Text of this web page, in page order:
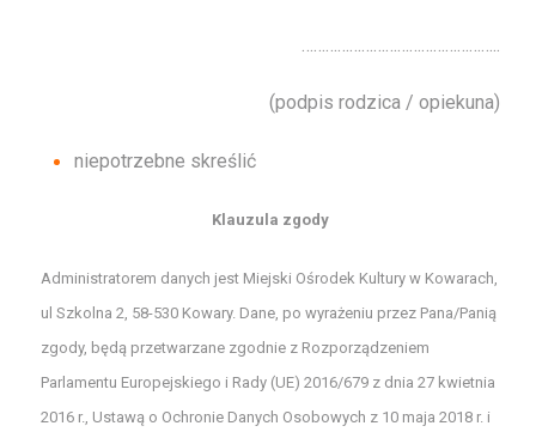
(podpis rodzica / opiekuna)
niepotrzebne skreślić
Klauzula zgody
Administratorem danych jest Miejski Ośrodek Kultury w Kowarach,
ul Szkolna 2, 58-530 Kowary. Dane, po wyrażeniu przez Pana/Panią
zgody, będą przetwarzane zgodnie z Rozporządzeniem
Parlamentu Europejskiego i Rady (UE) 2016/679 z dnia 27 kwietnia
2016 r., Ustawą o Ochronie Danych Osobowych z 10 maja 2018 r. i